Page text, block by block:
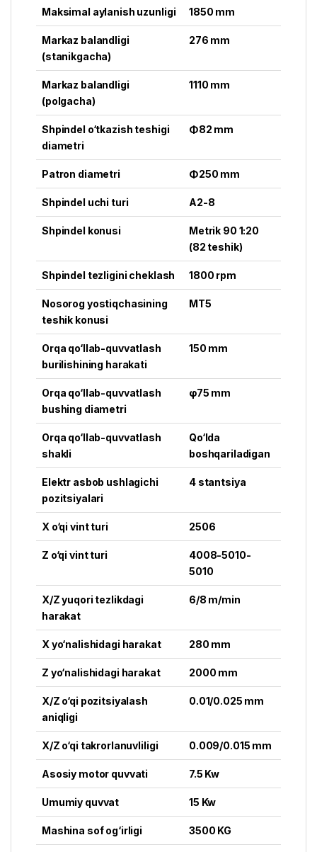
Maksimal aylanish uzunligi 1850 mm
Markaz balandligi
(stanikgacha)
276 mm
Markaz balandligi
(polgacha)
1110 mm
Shpindel o‘tkazish teshigi
diametri
Φ82 mm
Patron diametri Φ250 mm
Shpindel uchi turi A2-8
Shpindel konusi
Metrik 90 1:20
(82 teshik)
Shpindel tezligini cheklash 1800 rpm
Nosorog yostiqchasining
teshik konusi
MT5
Orqa qo‘llab-quvvatlash
burilishining harakati
150 mm
Orqa qo‘llab-quvvatlash
bushing diametri
φ75 mm
Orqa qo‘llab-quvvatlash
shakli
Qo‘lda
boshqariladigan
Elektr asbob ushlagichi
pozitsiyalari
4 stantsiya
X o‘qi vint turi 2506
Z o‘qi vint turi
4008-5010-
5010
X/Z yuqori tezlikdagi
harakat
6/8 m/min
X yo‘nalishidagi harakat 280 mm
Z yo‘nalishidagi harakat 2000 mm
X/Z o‘qi pozitsiyalash
aniqligi
0.01/0.025 mm
X/Z o‘qi takrorlanuvliligi 0.009/0.015 mm
Asosiy motor quvvati 7.5 Kw
Umumiy quvvat 15 Kw
Mashina sof og‘irligi 3500 KG